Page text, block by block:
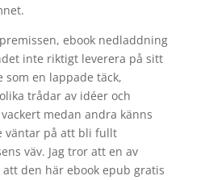
ebook nedladdning
inte riktigt leverera på sitt
som en lappade täck,
trådar av idéer och
medan andra känns
väntar på att bli fullt
väv. Jag tror att en av
den här ebook epub gratis